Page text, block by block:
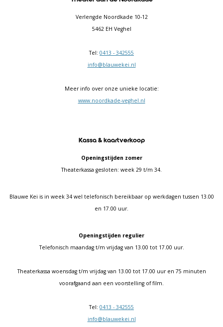
Verlengde Noordkade 10-12
5462 EH Veghel
Tel: 0413 - 342555
info@blauwekei.nl
Meer info over onze unieke locatie:
www.noordkade-veghel.nl
Kassa & kaartverkoop
Openingstijden zomer
Theaterkassa gesloten: week 29 t/m 34.
Blauwe Kei is in week 34 wel telefonisch bereikbaar op werkdagen tussen 13.00
en 17.00 uur.
Openingstijden regulier
Telefonisch maandag t/m vrijdag van 13.00 tot 17.00 uur.
Theaterkassa woensdag t/m vrijdag van 13.00 tot 17.00 uur en 75 minuten
voorafgaand aan een voorstelling of film.
Tel: 0413 - 342555
info@blauwekei.nl